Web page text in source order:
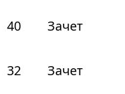
40 Зачет
32 Зачет